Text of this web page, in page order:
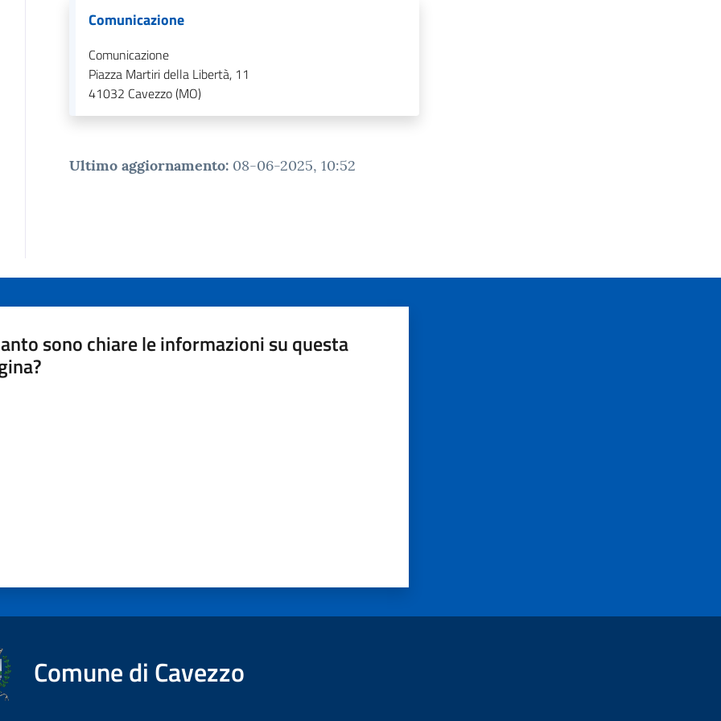
Comunicazione
Comunicazione
Piazza Martiri della Libertà, 11
41032 Cavezzo (MO)
Ultimo aggiornamento: 08-06-2025, 10:52
sono chiare le informazioni su questa
Comune di Cavezzo